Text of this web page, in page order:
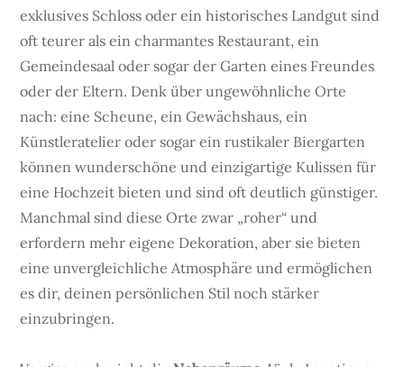
exklusives Schloss oder ein historisches Landgut sind
oft teurer als ein charmantes Restaurant, ein
Gemeindesaal oder sogar der Garten eines Freundes
oder der Eltern. Denk über ungewöhnliche Orte
nach: eine Scheune, ein Gewächshaus, ein
Künstleratelier oder sogar ein rustikaler Biergarten
können wunderschöne und einzigartige Kulissen für
eine Hochzeit bieten und sind oft deutlich günstiger.
Manchmal sind diese Orte zwar „roher“ und
erfordern mehr eigene Dekoration, aber sie bieten
eine unvergleichliche Atmosphäre und ermöglichen
es dir, deinen persönlichen Stil noch stärker
einzubringen.